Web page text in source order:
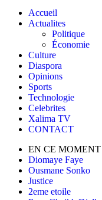
Accueil
Actualites
Politique
Économie
Culture
Diaspora
Opinions
Sports
Technologie
Celebrites
Xalima TV
CONTACT
EN CE MOMENT
Diomaye Faye
Ousmane Sonko
Justice
2eme etoile